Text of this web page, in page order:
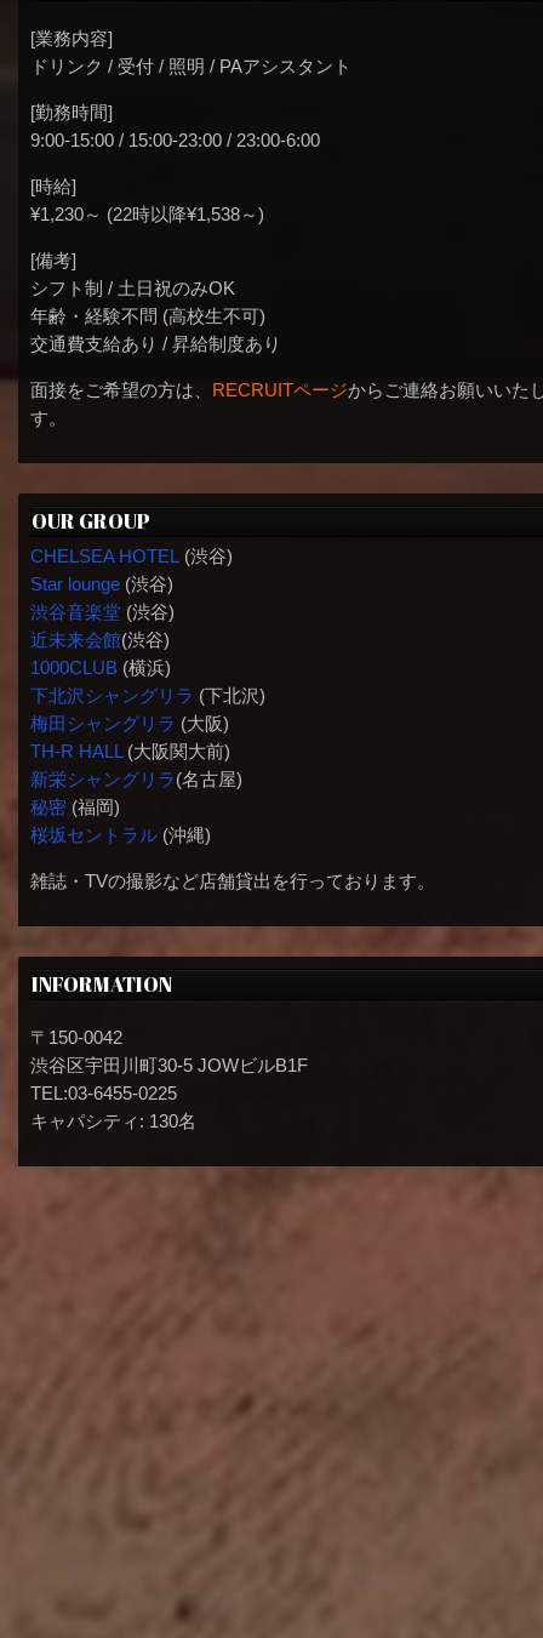
[業務内容]
ドリンク / 受付 / 照明 / PAアシスタント
[勤務時間]
9:00-15:00 / 15:00-23:00 / 23:00-6:00
[時給]
¥1,230～ (22時以降¥1,538～)
[備考]
シフト制 / 土日祝のみOK
年齢・経験不問 (高校生不可)
交通費支給あり / 昇給制度あり
面接をご希望の方は、 RECRUITページからご連絡お願いいた
す。
OUR GROUP
CHELSEA HOTEL (渋谷)
Star lounge(渋谷)
渋谷音楽堂(渋谷)
近未来会館(渋谷)
1000CLUB(横浜)
下北沢シャングリラ (下北沢)
梅田シャングリラ (大阪)
TH-R HALL(大阪関大前)
新栄シャングリラ(名古屋)
秘密(福岡)
桜坂セントラル(沖縄)
雑誌・TVの撮影など店舗貸出を行っております。
INFORMATION
〒150-0042
渋谷区宇田川町30-5 JOWビルB1F
TEL:03-6455-0225
キャパシティ: 130名